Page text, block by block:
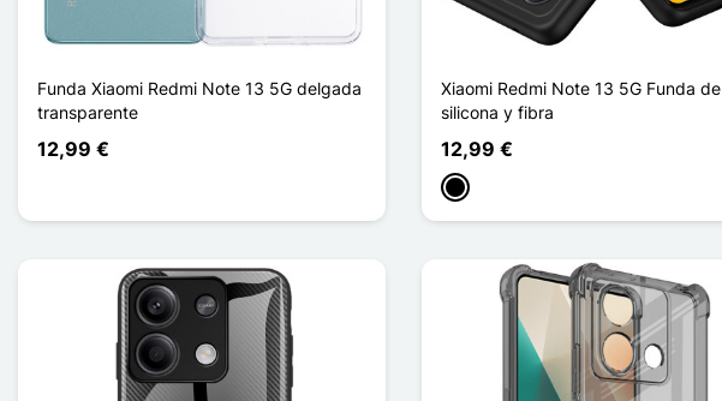
Funda Xiaomi Redmi Note 13 5G delgada
transparente
12,99 €
Xiaomi Redmi Note 13 5G Funda de
silicona y fibra
12,99 €
Negro